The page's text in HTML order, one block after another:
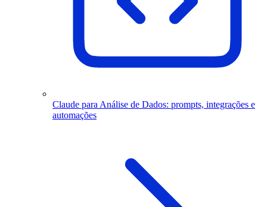
Claude para Análise de Dados: prompts, integrações e
automações